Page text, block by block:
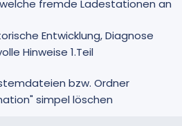
fremde Ladestationen an
Entwicklung, Diagnose
Hinweise 1.Teil
bzw. Ordner
simpel löschen